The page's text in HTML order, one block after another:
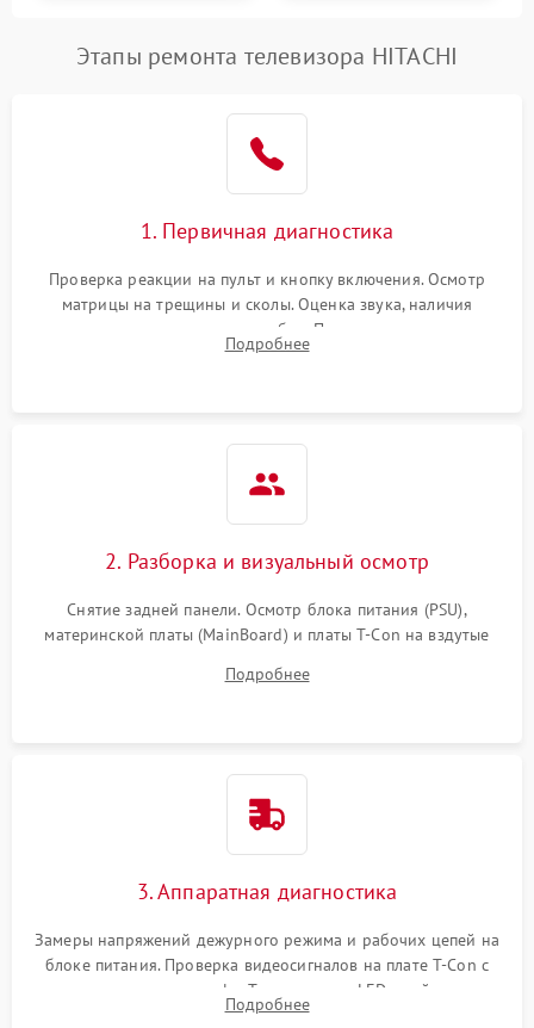
Этапы ремонта телевизора HITACHI
1. Первичная диагностика
Проверка реакции на пульт и кнопку включения. Осмотр
матрицы на трещины и сколы. Оценка звука, наличия
подсветки и индикаторов ошибок. Подключение тестовых
источников сигнала для выявления симптомов поломки.
Подробнее
2. Разборка и визуальный осмотр
Снятие задней панели. Осмотр блока питания (PSU),
материнской платы (MainBoard) и платы T-Con на вздутые
Проверка надежности фиксации и целостности шлейфов.
Подробнее
3. Аппаратная диагностика
Замеры напряжений дежурного режима и рабочих цепей на
блоке питания. Проверка видеосигналов на плате T-Con с
помощью осциллографа. Тестирование LED-драйвера и
светодиодных планок подсветки мультиметром.
Подробнее